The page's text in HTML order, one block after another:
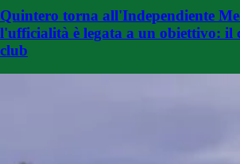
Quintero torna all'Independiente
l'ufficialità è legata a un obiettivo: il
club